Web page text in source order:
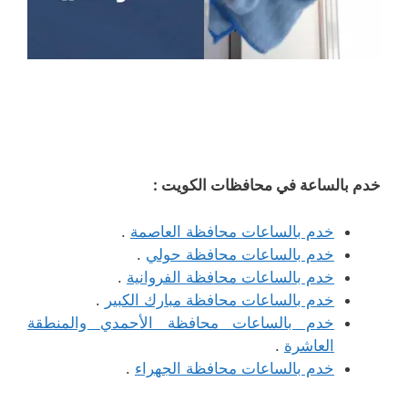
خدم بالساعة في محافظات الكويت :
خدم بالساعات محافظة العاصمة .
خدم بالساعات محافظة حولي .
خدم بالساعات محافظة الفروانية .
خدم بالساعات محافظة مبارك الكبير .
خدم بالساعات محافظة الأحمدي والمنطقة
العاشرة .
خدم بالساعات محافظة الجهراء .